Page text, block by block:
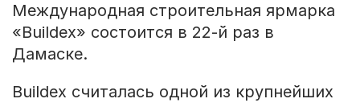
Международная строительная ярмарка
«Buildex» состоится в 22-й раз в
Дамаске.
Buildex считалась одной из крупнейших